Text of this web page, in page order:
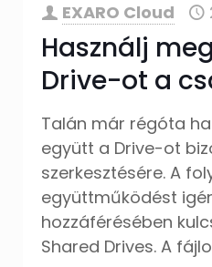
EXARO Cloud
Használj
Drive-ot a
Talán már régóta
együtt a Drive-ot
szerkesztésére. A
együttműködést
hozzáférésében
Shared Drives. A